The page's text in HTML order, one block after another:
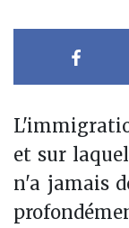
et sur
n'a jamais